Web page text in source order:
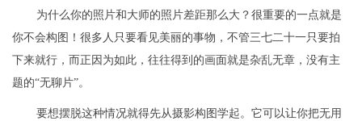
为什么你的照片和大师的照片差距那么大？很重要的一点就是
你不会构图！很多人只要看见美丽的事物，不管三七二十一只要拍
下来就行，而正因为如此，往往得到的画面就是杂乱无章，没有主
题的“无聊片”。
要想摆脱这种情况就得先从摄影构图学起。它可以让你把无用